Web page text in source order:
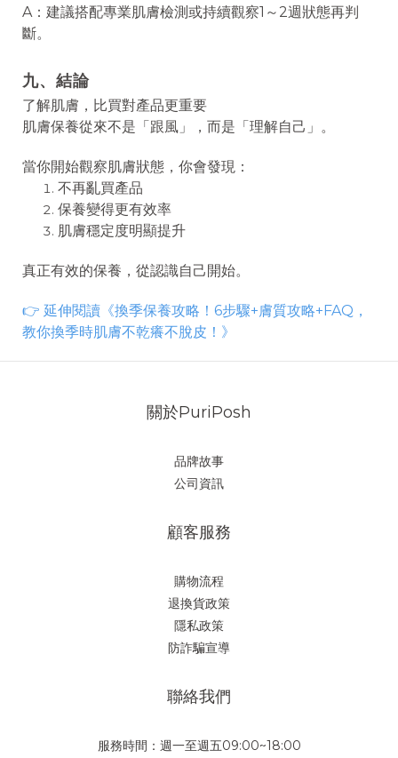
A：建議搭配專業肌膚檢測或持續觀察1～2週狀態再判
斷。
九、結論
了解肌膚，比買對產品更重要
肌膚保養從來不是「跟風」，而是「理解自己」。
當你開始觀察肌膚狀態，你會發現：
不再亂買產品
保養變得更有效率
肌膚穩定度明顯提升
真正有效的保養，從認識自己開始。
👉 延伸閱讀《換季保養攻略！6步驟+膚質攻略+FAQ，
教你換季時肌膚不乾癢不脫皮！ 》
關於PuriPosh
品牌故事
公司資訊
顧客服務
購物流程
退換貨政策
隱私政策
防詐騙宣導
聯絡我們
服務時間：週一至週五09:00~18:00